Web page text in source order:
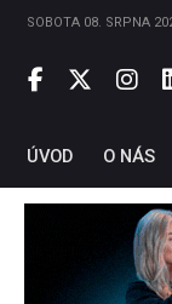
SOBOTA 08. SRPNA
ÚVOD O NÁS